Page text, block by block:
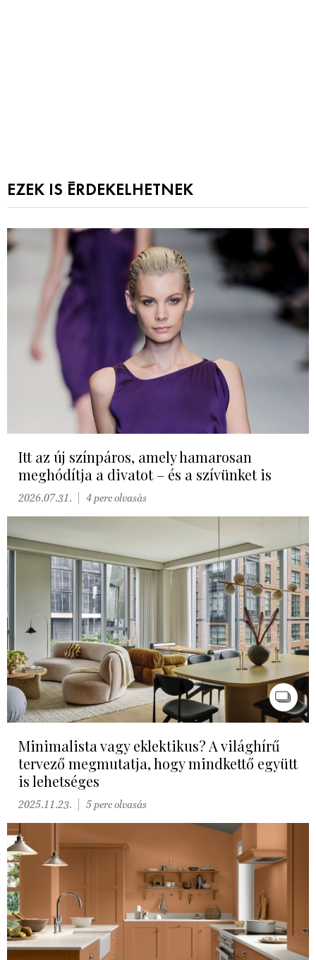
EZEK IS ÉRDEKELHETNEK
Itt az új színpáros, amely hamarosan
meghódítja a divatot – és a szívünket is
2026.07.31. 4 perc olvasás
Minimalista vagy eklektikus? A világhírű
tervező megmutatja, hogy mindkettő együtt
is lehetséges
2025.11.23. 5 perc olvasás